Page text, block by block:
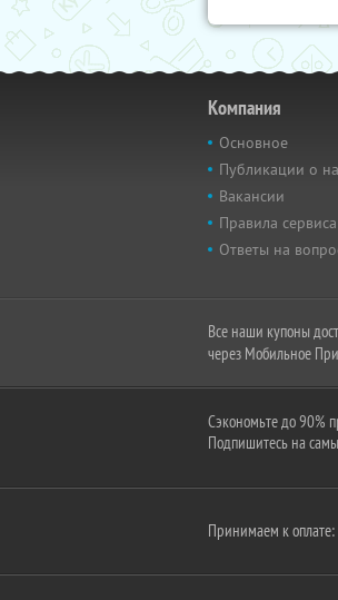
Компания
Основное
Публикации о
Вакансии
Правила сервиса
Ответы на
Все наши купоны
через Мобильное
Сэкономьте до 90%
Подпишитесь на
Принимаем к оплате: